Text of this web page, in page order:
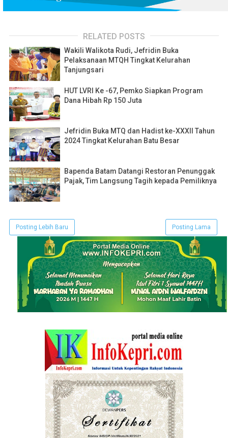
RELATED POSTS
Wakili Walikota Rudi, Jefridin Buka
Pelaksanaan MTQH Tingkat Kelurahan
Tanjungsari
HUT LVRI Ke -67, Pemko Siapkan Program
Dana Hibah Rp 150 Juta
Jefridin Buka MTQ dan Hadist ke-XXXII Tahun
2024 Tingkat Kelurahan Batu Besar
Bapenda Batam Datangi Restoran Penunggak
Pajak, Tim Langsung Tagih kepada Pemiliknya
Posting Lebih Baru Posting Lama